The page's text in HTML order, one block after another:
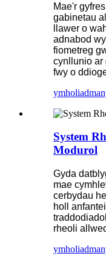
Mae'r
gabinetau
llawer o
adnabod
fiometreg
cynllunio ar
fwy o
ymholiad
System
Modurol
Gyda
mae
cerbydau
holl
rheoli
ymholiad